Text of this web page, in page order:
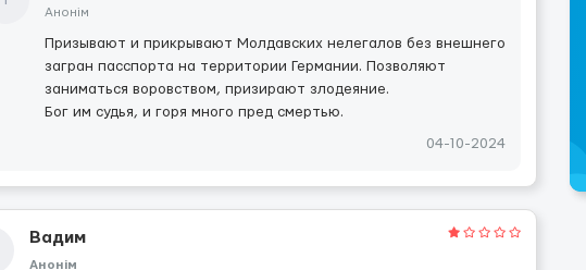
Анонім
Призывают и прикрывают Молдавских нелегалов без внешнего
загран пасспорта на территории Германии. Позволяют
заниматься воровством, призирают злодеяние.
Бог им судья, и горя много пред смертью.
04-10-2024
Вадим
Анонім